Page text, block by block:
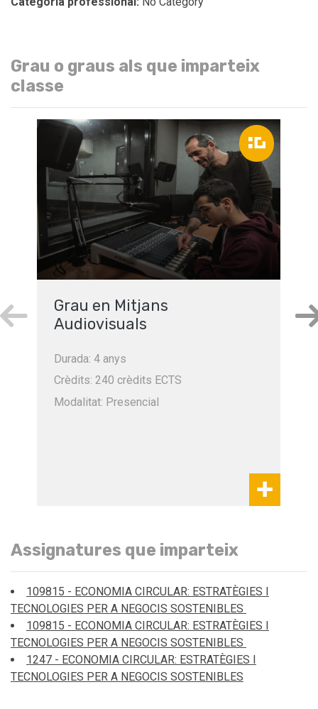
Grau o graus als que imparteix
classe
Grau en Mitjans
Audiovisuals
Durada: 4 anys
Crèdits: 240 crèdits ECTS
Modalitat: Presencial
Assignatures que imparteix
109815 - ECONOMIA CIRCULAR: ESTRATÈGIES I
TECNOLOGIES PER A NEGOCIS SOSTENIBLES
109815 - ECONOMIA CIRCULAR: ESTRATÈGIES I
TECNOLOGIES PER A NEGOCIS SOSTENIBLES
1247 - ECONOMIA CIRCULAR: ESTRATÈGIES I
TECNOLOGIES PER A NEGOCIS SOSTENIBLES